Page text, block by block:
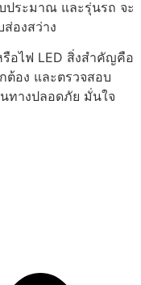
ประมาณ และรุ่นรถ จะ
องสว่าง
อไฟ LED สิ่งสำคัญคือ
อง และตรวจสอบ
ทางปลอดภัย มั่นใจ